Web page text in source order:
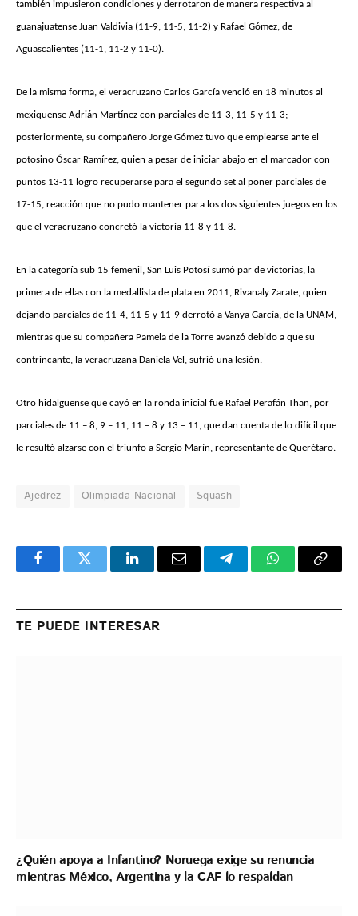
también impusieron condiciones y derrotaron de manera respectiva al
guanajuatense Juan Valdivia (11-9, 11-5, 11-2) y Rafael Gómez, de
Aguascalientes (11-1, 11-2 y 11-0).
De la misma forma, el veracruzano Carlos García venció en 18 minutos al
mexiquense Adrián Martínez con parciales de 11-3, 11-5 y 11-3;
posteriormente, su compañero Jorge Gómez tuvo que emplearse ante el
potosino Óscar Ramírez, quien a pesar de iniciar abajo en el marcador con
puntos 13-11 logro recuperarse para el segundo set al poner parciales de
17-15, reacción que no pudo mantener para los dos siguientes juegos en los
que el veracruzano concretó la victoria 11-8 y 11-8.
En la categoría sub 15 femenil, San Luis Potosí sumó par de victorias, la
primera de ellas con la medallista de plata en 2011, Rivanaly Zarate, quien
dejando parciales de 11-4, 11-5 y 11-9 derrotó a Vanya García, de la UNAM,
mientras que su compañera Pamela de la Torre avanzó debido a que su
contrincante, la veracruzana Daniela Vel, sufrió una lesión.
Otro hidalguense que cayó en la ronda inicial fue Rafael Perafán Than, por
parciales de 11 – 8, 9 – 11, 11 – 8 y 13 – 11, que dan cuenta de lo difícil que
le resultó alzarse con el triunfo a Sergio Marín, representante de Querétaro.
Ajedrez Olimpiada Nacional Squash
FacebookTwitter LinkedInEmail TelegramWhatsApp
Copy
TE PUEDE INTERESAR
¿Quién apoya a Infantino? Noruega exige su renuncia
mientras México, Argentina y la CAF lo respaldan